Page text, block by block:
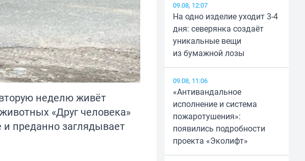
неделю живёт
«Друг человека»
и преданно заглядывает
09.08, 12:07
На одно изделие уходит 3-4
дня: северянка создаёт
уникальные вещи
из бумажной лозы
09.08, 11:06
«Антивандальное
исполнение и система
пожаротушения»:
появились подробности
проекта «Эколифт»